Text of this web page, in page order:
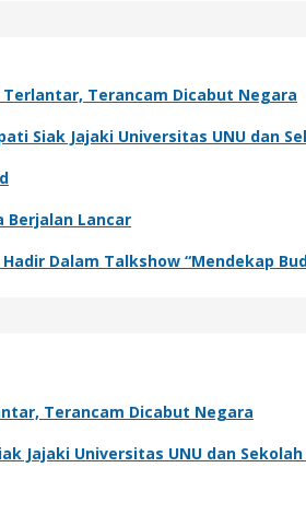
Terlantar, Terancam Dicabut Negara
Siak Jajaki Universitas UNU dan
Berjalan Lancar
Dalam Talkshow “Mendekap
Terancam Dicabut Negara
Jajaki Universitas UNU dan